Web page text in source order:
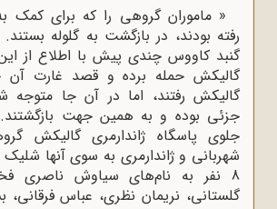
« ماموران گروهی را که برای کمک
رفته بودند، در بازگشت به گلوله
گنبد کاووس چندی پیش با اطلاع از
گالیکش حمله برده و قصد غارت آن
گالیکش رفتند، اما در آن جا متوجه
جزئی بوده و به همین جهت بازگشتند.
جلوی پاسگاه ژاندارمری گالیکش
شهربانی و ژاندارمری به سوی آنها شلیک
8 نفر به نام‌های سیاوش ناصری
گلستانی، نریمان نظری، عباس فرقانی،